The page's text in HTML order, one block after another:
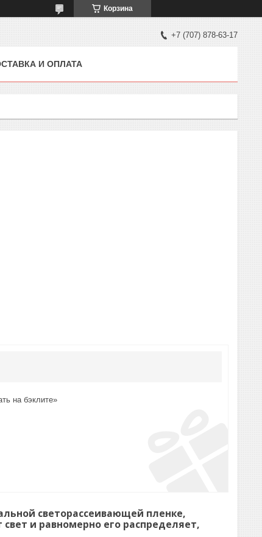
Корзина
+7 (707) 878-63-17
И ОПЛАТА
на бэклите»
светорассеивающей пленке,
и равномерно его распределяет,